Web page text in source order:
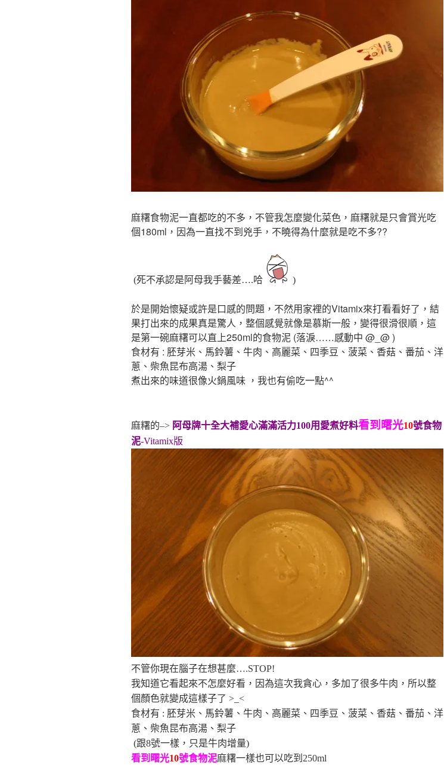
麻糬食物泥一直都吃的不多，不管我怎麼變化菜色，麻糬就是只會賞光吃
個180ml，因為一直找不到兇手，不曉得為什麼就是吃不多??
(死不承認是阿母我手藝差….哈 )
於是開始懷疑或許是口感的問題，不然用家裡的Vitamix來打看看好了，結
果打出來的成果真是驚人，整個感覺就像是慕斯一般，變得很滑很順，這
是第一碗麻糬可以直上250ml的食物泥 (落淚……感動中 @_@ )
食材有 : 胚芽米、馬鈴薯、牛肉、高麗菜、四季豆、菠菜、香菇、番茄、洋
蔥、柴魚昆布高湯、梨子
煮出來的味道很像火鍋風味 ，我也有偷吃一點^^
麻糬的–> 阿母牌十全大補愛心滿滿活力100用愛煮好料看到曙光10號食物
泥-Vitamix版
不管你現在腦子在想甚麼….STOP!
我知道它看起來不怎麼好看，因為這次我貪心，多加了很多牛肉，所以整
個顏色就變成這樣子了 >_<
食材有 : 胚芽米、馬鈴薯、牛肉、高麗菜、四季豆、菠菜、香菇、番茄、洋
蔥、柴魚昆布高湯、梨子
(跟8號一樣，只是牛肉增量)
看到曙光10號食物泥麻糬一樣也可以吃到250ml